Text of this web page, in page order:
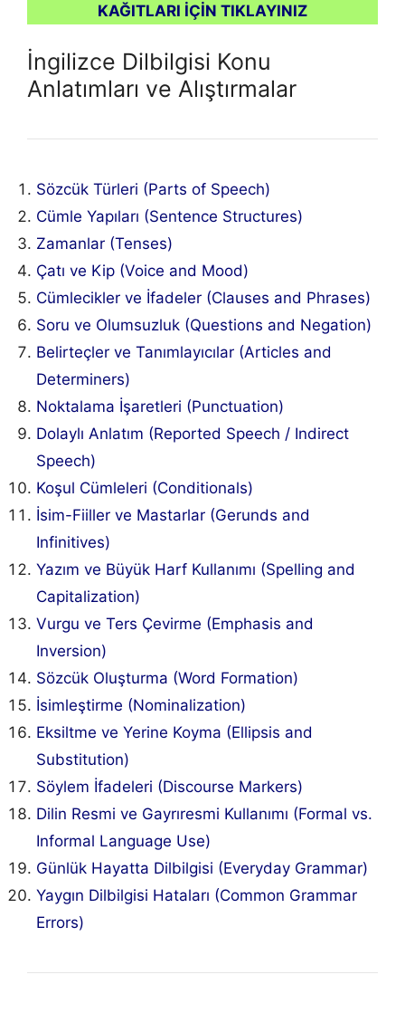
KAĞITLARI İÇİN TIKLAYINIZ
İngilizce Dilbilgisi Konu
Anlatımları ve Alıştırmalar
Sözcük Türleri (Parts of Speech)
Cümle Yapıları (Sentence Structures)
Zamanlar (Tenses)
Çatı ve Kip (Voice and Mood)
Cümlecikler ve İfadeler (Clauses and Phrases)
Soru ve Olumsuzluk (Questions and Negation)
Belirteçler ve Tanımlayıcılar (Articles and
Determiners)
Noktalama İşaretleri (Punctuation)
Dolaylı Anlatım (Reported Speech / Indirect
Speech)
Koşul Cümleleri (Conditionals)
İsim-Fiiller ve Mastarlar (Gerunds and
Infinitives)
Yazım ve Büyük Harf Kullanımı (Spelling and
Capitalization)
Vurgu ve Ters Çevirme (Emphasis and
Inversion)
Sözcük Oluşturma (Word Formation)
İsimleştirme (Nominalization)
Eksiltme ve Yerine Koyma (Ellipsis and
Substitution)
Söylem İfadeleri (Discourse Markers)
Dilin Resmi ve Gayrıresmi Kullanımı (Formal vs.
Informal Language Use)
Günlük Hayatta Dilbilgisi (Everyday Grammar)
Yaygın Dilbilgisi Hataları (Common Grammar
Errors)